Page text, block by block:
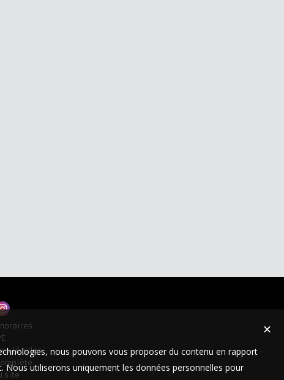
légales
site
✕
nous pouvons vous proposer du contenu en rapport
utiliserons uniquement les données personnelles pour